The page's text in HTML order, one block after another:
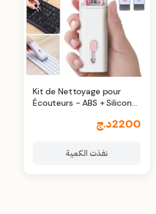
Kit de Nettoyage pour
Écouteurs - ABS + Silicone,
2200د.ج
نفذت الكمية